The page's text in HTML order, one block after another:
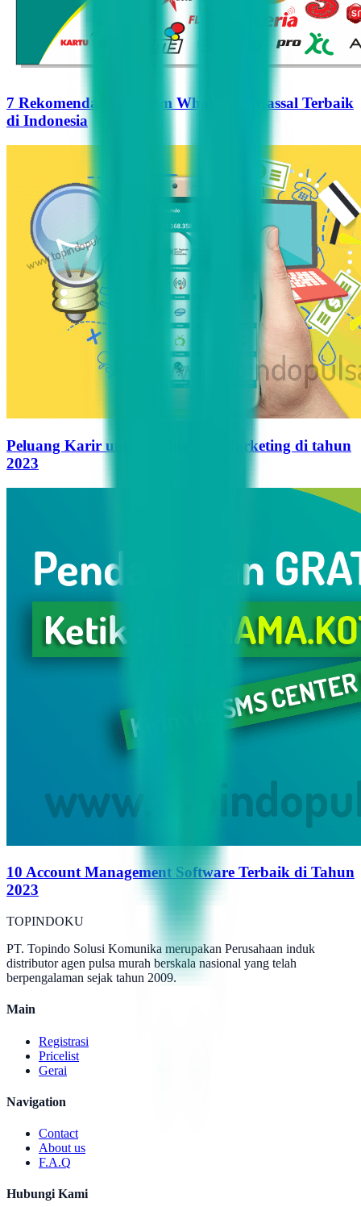
7 Rekomendasi Pengirim WhatsApp Massal Terbaik
di Indonesia
Peluang Karir untuk Influencer Marketing di tahun
2023
10 Account Management Software Terbaik di Tahun
2023
TOPINDOKU
PT. Topindo Solusi Komunika merupakan Perusahaan induk
distributor agen pulsa murah berskala nasional yang telah
berpengalaman sejak tahun 2009.
Main
Registrasi
Pricelist
Gerai
Navigation
Contact
About us
F.A.Q
Hubungi Kami